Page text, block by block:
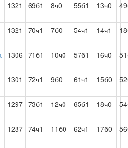
1321 69б1 8ч0 55б1 13ч0
1321 70ч1 7б0 54ч1 14ч1
1306 71б1 10ч0 57б1 16ч0
1301 72ч1 9б0 61ч1 15б0
1297 73б1 12ч0 65б1 18ч0
1287 74ч1 11б0 62ч1 17б0